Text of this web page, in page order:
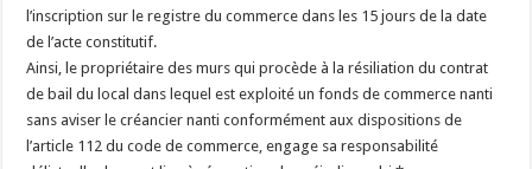
l’inscription sur le registre du commerce dans les 15 jours de la date
de l’acte constitutif.
Ainsi, le propriétaire des murs qui procède à la résiliation du contrat
de bail du local dans lequel est exploité un fonds de commerce nanti
sans aviser le créancier nanti conformément aux dispositions de
l’article 112 du code de commerce, engage sa responsabilité